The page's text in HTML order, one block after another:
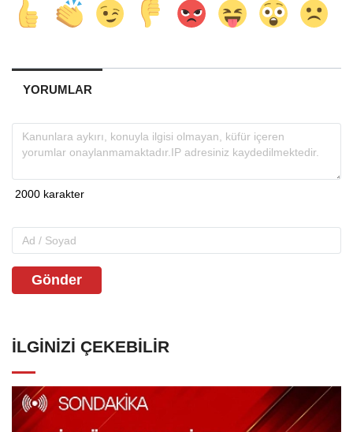
YORUMLAR
Gönder
İLGINIZI ÇEKEBILIR